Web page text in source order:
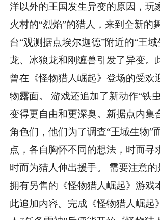
洋以外的王国发生异变的原因，玩
火村的“烈焰”的猎人，来到全新的
台“观测据点埃尔迦德”附近的“王域
龙、冰狼龙和刚缠兽引发了异变。
曾在《怪物猎人崛起》登场的受欢
物露面。 游戏还追加了新动作“铁
变得更自由和更深奥。新据点内集
角色们，他们为了调查“王域生物”
点，各自胸怀不同的想法，时而寻
时而为猎人伸出援手。 需要注意
拥有另售的《怪物猎人崛起》游戏
此追加内容。完成《怪物猎人崛起